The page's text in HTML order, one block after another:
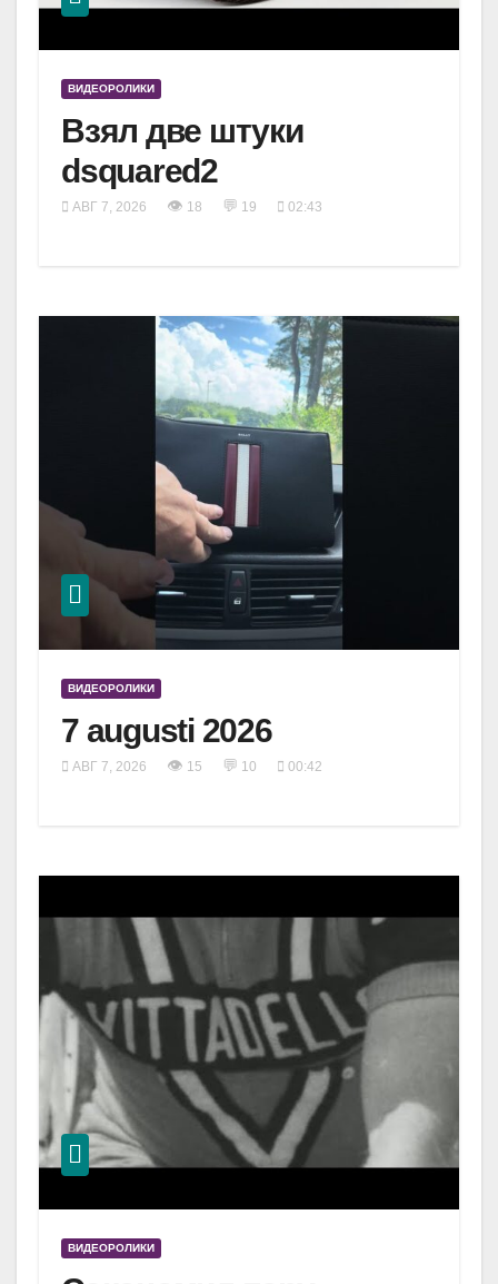
ВИДЕОРОЛИКИ
Взял две штуки
dsquared2
АВГ 7, 2026 👁 18 💬 19 02:43
ВИДЕОРОЛИКИ
7 augusti 2026
АВГ 7, 2026 👁 15 💬 10 00:42
ВИДЕОРОЛИКИ